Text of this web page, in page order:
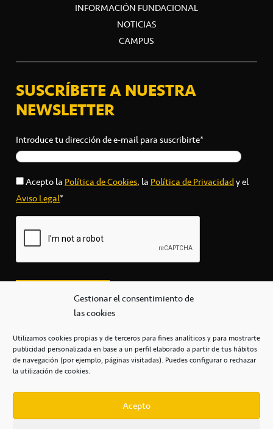
Gestionar el consentimiento de
las cookies
Utilizamos cookies propias y de terceros para fines analíticos y para mostrarte
publicidad personalizada en base a un perfil elaborado a partir de tus hábitos
de navegación (por ejemplo, páginas visitadas). Puedes configurar o rechazar
la utilización de cookies.
Acepto
INFORMACIÓN FUNDACIONAL
NOTICIAS
CAMPUS
SUSCRÍBETE A NUESTRA
NEWSLETTER
Introduce tu dirección de e-mail para suscribirte*
Acepto laPolítica de Cookies, laPolítica de Privacidady el
Aviso Legal*
secretaria@cbcanarias.es
+34 922 253 684
Casa del Deporte / 38108 – La Laguna